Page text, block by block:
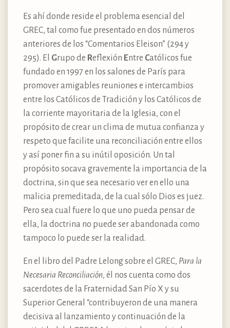
Es ahí donde reside el problema esencial del
GREC, tal como fue presentado en dos números
anteriores de los “Comentarios Eleison” (294 y
295). El Grupo de Reflexión Entre Católicos fue
fundado en 1997 en los salones de París para
promover amigables reuniones e intercambios
entre los Católicos de Tradición y los Católicos de
la corriente mayoritaria de la Iglesia, con el
propósito de crear un clima de mutua confianza y
respeto que facilite una reconciliación entre ellos
y así poner fin a su inútil oposición. Un tal
propósito socava gravemente la importancia de la
doctrina, sin que sea necesario ver en ello una
malicia premeditada, de la cual sólo Dios es juez.
Pero sea cual fuere lo que uno pueda pensar de
ella, la doctrina no puede ser abandonada como
tampoco lo puede ser la realidad.
En el libro del Padre Lelong sobre el GREC, Para la
Necesaria Reconciliación, él nos cuenta como dos
sacerdotes de la Fraternidad San Pío X y su
Superior General “contribuyeron de una manera
decisiva al lanzamiento y continuación de la